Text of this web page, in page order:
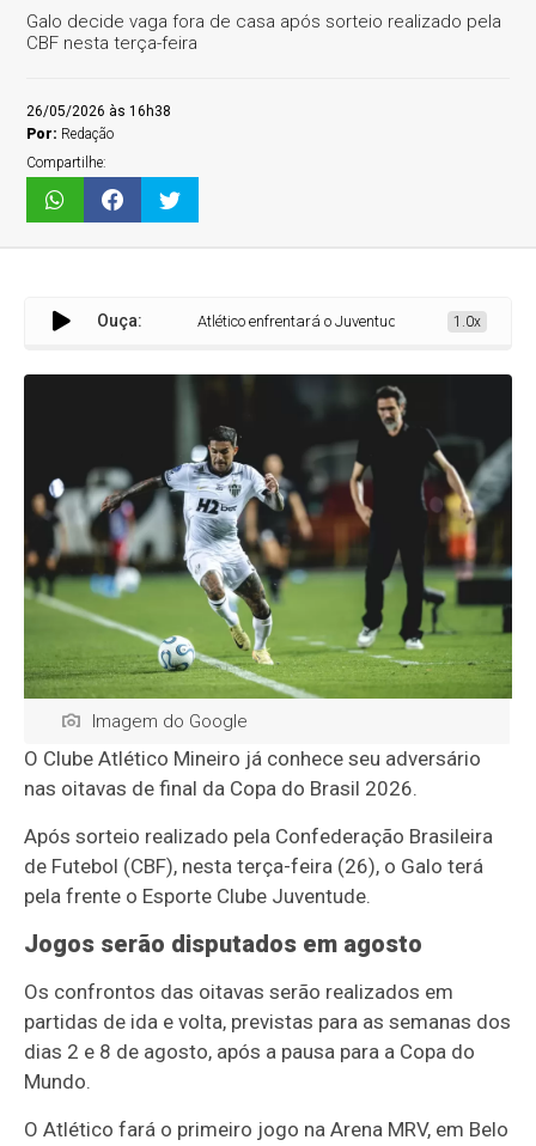
Galo decide vaga fora de casa após sorteio realizado pela
CBF nesta terça-feira
26/05/2026 às 16h38
Por: Redação
Compartilhe:
Ouça:Atlético enfrentará o Juventude nas oitavas de final da
1.0x
Imagem do Google
O Clube Atlético Mineiro já conhece seu adversário
nas oitavas de final da Copa do Brasil 2026.
Após sorteio realizado pela Confederação Brasileira
de Futebol (CBF), nesta terça-feira (26), o Galo terá
pela frente o Esporte Clube Juventude.
Jogos serão disputados em agosto
Os confrontos das oitavas serão realizados em
partidas de ida e volta, previstas para as semanas dos
dias 2 e 8 de agosto, após a pausa para a Copa do
Mundo.
O Atlético fará o primeiro jogo na Arena MRV, em Belo